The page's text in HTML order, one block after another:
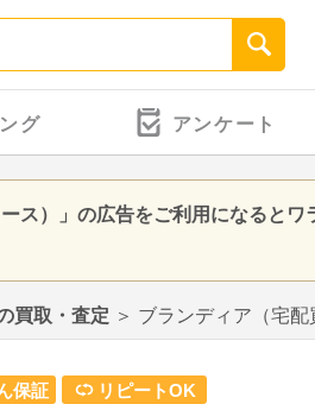
グ アンケート
ス）」の広告をご利用になるとワ
買取・査定 ＞ ブランディア（宅配
保証 リピートOK